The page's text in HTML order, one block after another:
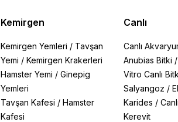
Kemirgen
Kemirgen Yemleri / Tavşan
Yemi / Kemirgen Krakerleri
Hamster Yemi / Ginepig
Yemleri
Tavşan Kafesi / Hamster
Kafesi
Canlı
Canlı
Anubias Bitki
Vitro Canlı
Salyangoz /
Karides /
Kerevit